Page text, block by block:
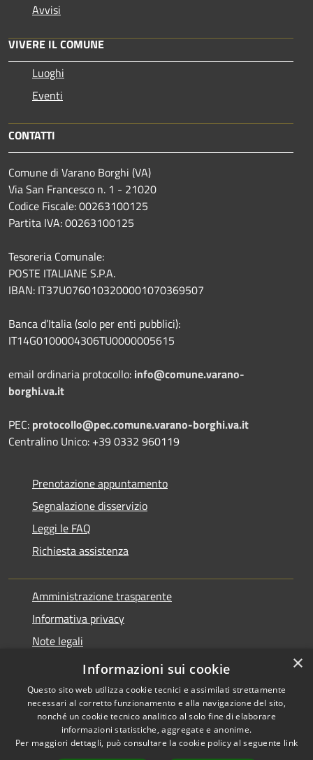
Avvisi
VIVERE IL COMUNE
Luoghi
Eventi
CONTATTI
Comune di Varano Borghi (VA)
Via San Francesco n. 1 - 21020
Codice Fiscale: 00263100125
Partita IVA: 00263100125
Tesoreria Comunale:
POSTE ITALIANE S.P.A.
IBAN: IT37U0760103200001070369507
Banca d’Italia (solo per enti pubblici):
IT14G0100004306TU0000005615
email ordinaria protocollo: info@comune.varano-
borghi.va.it
PEC: protocollo@pec.comune.varano-borghi.va.it
Centralino Unico: +39 0332 960119
Prenotazione appuntamento
Segnalazione disservizio
Leggi le FAQ
Richiesta assistenza
Amministrazione trasparente
Informativa privacy
Note legali
Dichiarazione di accessibilità
Accessibilità
Copyright © 2026 • Comune di
Varano Borghi • Powered by
×
Informazioni sui cookie
Questo sito web utilizza cookie tecnici e assimilati strettamente
necessari al corretto funzionamento e alla navigazione del sito,
nonché un cookie tecnico analitico al solo fine di elaborare
informazioni statistiche, aggregate e anonime.
Per maggiori dettagli, può consultare la cookie policy al seguente link